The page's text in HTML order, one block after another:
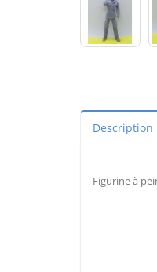
Description
Figurine à